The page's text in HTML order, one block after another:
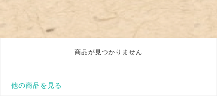
商品が見つかりません
他の商品を見る